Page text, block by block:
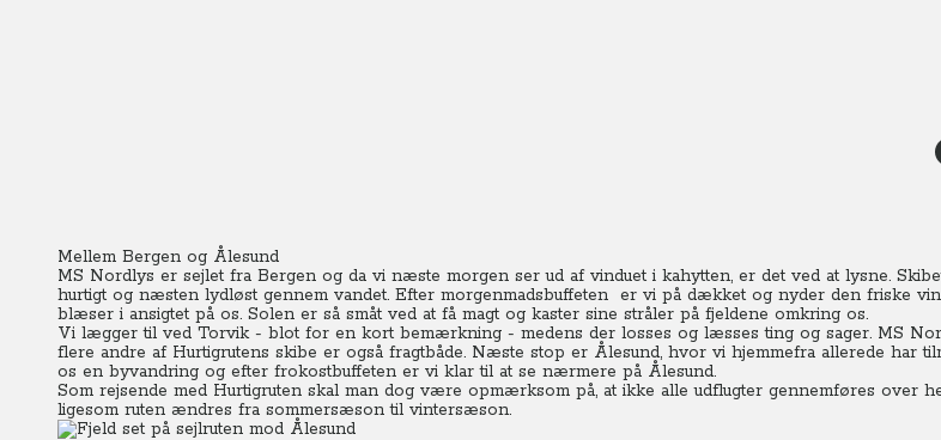
Mellem Bergen og Ålesund
MS Nordlys er sejlet fra Bergen og da vi næste morgen ser ud af vinduet i kahytten, er det ved at lysne.
hurtigt og næsten lydløst gennem vandet. Efter morgenmadsbuffeten er vi på dækket og nyder den friske
blæser i ansigtet på os. Solen er så småt ved at få magt og kaster sine stråler på fjeldene omkring os.
Vi lægger til ved Torvik - blot for en kort bemærkning - medens der losses og læsses ting og sager. MS
flere andre af Hurtigrutens skibe er også fragtbåde. Næste stop er Ålesund, hvor vi hjemmefra allerede har
os en byvandring og efter frokostbuffeten er vi klar til at se nærmere på Ålesund.
Som rejsende med Hurtigruten skal man dog være opmærksom på, at ikke alle udflugter gennemføres over
ligesom ruten ændres fra sommersæson til vintersæson.